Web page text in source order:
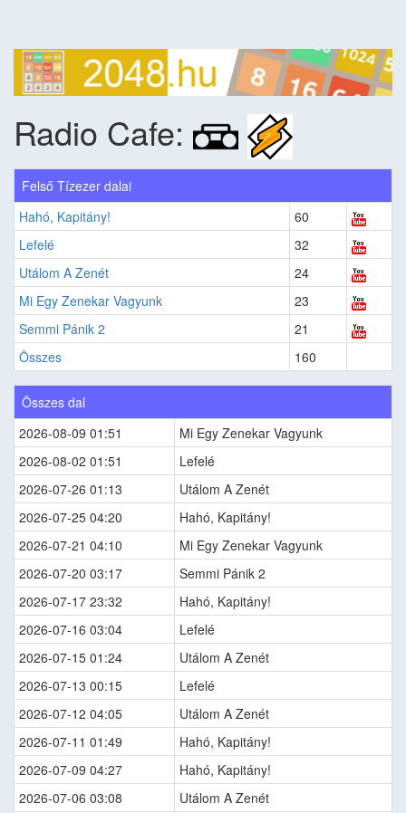
Radio Cafe:
Felső Tízezer dalai
Hahó, Kapitány!
60
Lefelé
32
Utálom A Zenét
24
Mi Egy Zenekar Vagyunk
23
Semmi Pánik 2
21
Összes
160
Összes dal
2026-08-09 01:51
Mi Egy Zenekar Vagyunk
2026-08-02 01:51
Lefelé
2026-07-26 01:13
Utálom A Zenét
2026-07-25 04:20
Hahó, Kapitány!
2026-07-21 04:10
Mi Egy Zenekar Vagyunk
2026-07-20 03:17
Semmi Pánik 2
2026-07-17 23:32
Hahó, Kapitány!
2026-07-16 03:04
Lefelé
2026-07-15 01:24
Utálom A Zenét
2026-07-13 00:15
Lefelé
2026-07-12 04:05
Utálom A Zenét
2026-07-11 01:49
Hahó, Kapitány!
2026-07-09 04:27
Hahó, Kapitány!
2026-07-06 03:08
Utálom A Zenét